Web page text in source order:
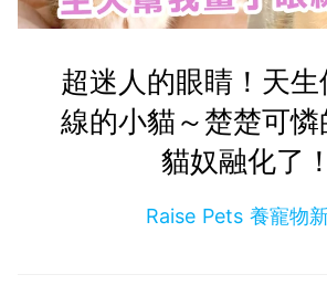
超迷人的眼睛！天生
線的小貓～楚楚可
貓奴融化了！
Raise Pets 養寵物